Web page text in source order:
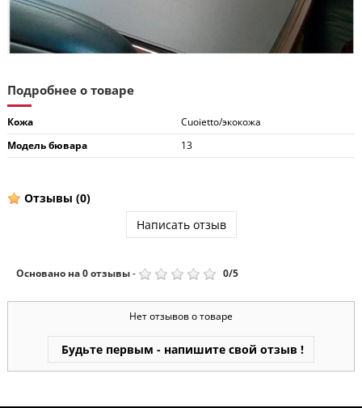
Подробнее о товаре
Кожа
Cuoietto/экокожа
Модель бювара
13
Отзывы (0)
Написать отзыв
Основано на0отзывы- 0/5
Нет отзывов о товаре
Будьте первым - напишите свой отзыв !